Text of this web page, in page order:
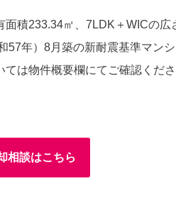
積233.34㎡、7LDK＋WICの広
57年）8月築の新耐震基準マン
は物件概要欄にてご確認くださ
相談はこちら